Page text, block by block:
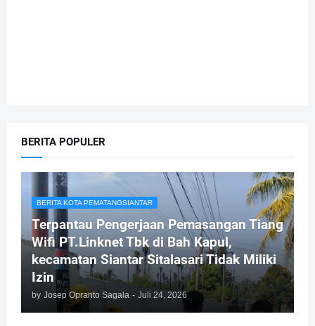
BERITA POPULER
BERITA KOTA PEMATANGSIANTAR
Terpantau Pengerjaan Pemasangan Tiang
Wifi PT.Linknet Tbk di Bah Kapul,
kecamatan Siantar Sitalasari Tidak Miliki
Izin
by Josep Opranto Sagala - Juli 24, 2026